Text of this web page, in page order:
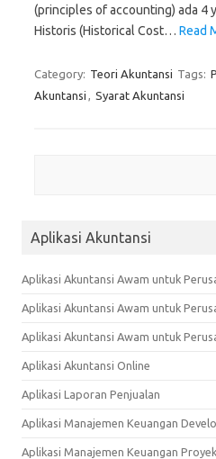
(principles of accounting) ada 4
Historis (Historical Cost… Read
Category: Teori Akuntansi Tags:
Akuntansi , Syarat Akuntansi
Aplikasi Akuntansi
Aplikasi Akuntansi Awam untuk
Aplikasi Akuntansi Awam untuk
Aplikasi Akuntansi Awam untuk
Aplikasi Akuntansi Online
Aplikasi Laporan Penjualan
Aplikasi Manajemen Keuangan
Aplikasi Manajemen Keuangan Proyek